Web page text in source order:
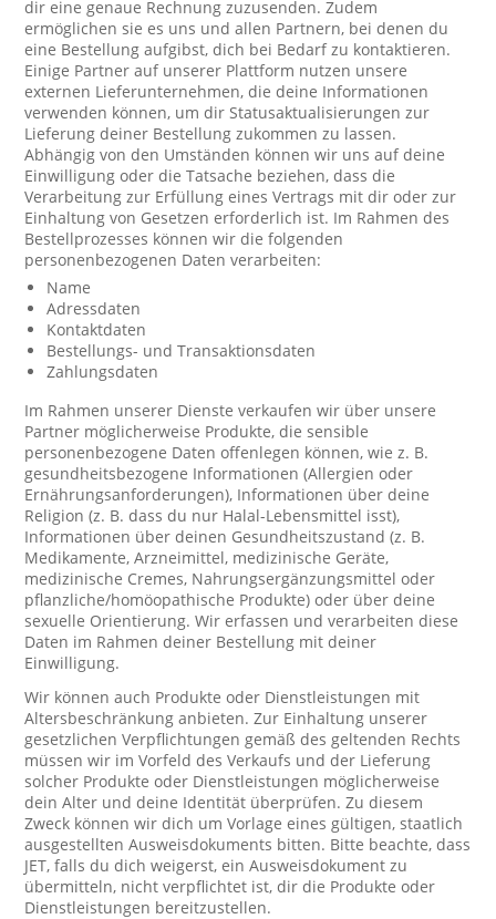
dir eine genaue Rechnung zuzusenden. Zudem
ermöglichen sie es uns und allen Partnern, bei denen du
eine Bestellung aufgibst, dich bei Bedarf zu kontaktieren.
Einige Partner auf unserer Plattform nutzen unsere
externen Lieferunternehmen, die deine Informationen
verwenden können, um dir Statusaktualisierungen zur
Lieferung deiner Bestellung zukommen zu lassen.
Abhängig von den Umständen können wir uns auf deine
Einwilligung oder die Tatsache beziehen, dass die
Verarbeitung zur Erfüllung eines Vertrags mit dir oder zur
Einhaltung von Gesetzen erforderlich ist. Im Rahmen des
Bestellprozesses können wir die folgenden
personenbezogenen Daten verarbeiten:
Name
Adressdaten
Kontaktdaten
Bestellungs- und Transaktionsdaten
Zahlungsdaten
Im Rahmen unserer Dienste verkaufen wir über unsere
Partner möglicherweise Produkte, die sensible
personenbezogene Daten offenlegen können, wie z. B.
gesundheitsbezogene Informationen (Allergien oder
Ernährungsanforderungen), Informationen über deine
Religion (z. B. dass du nur Halal-Lebensmittel isst),
Informationen über deinen Gesundheitszustand (z. B.
Medikamente, Arzneimittel, medizinische Geräte,
medizinische Cremes, Nahrungsergänzungsmittel oder
pflanzliche/homöopathische Produkte) oder über deine
sexuelle Orientierung. Wir erfassen und verarbeiten diese
Daten im Rahmen deiner Bestellung mit deiner
Einwilligung.
Wir können auch Produkte oder Dienstleistungen mit
Altersbeschränkung anbieten. Zur Einhaltung unserer
gesetzlichen Verpflichtungen gemäß des geltenden Rechts
müssen wir im Vorfeld des Verkaufs und der Lieferung
solcher Produkte oder Dienstleistungen möglicherweise
dein Alter und deine Identität überprüfen. Zu diesem
Zweck können wir dich um Vorlage eines gültigen, staatlich
ausgestellten Ausweisdokuments bitten. Bitte beachte, dass
JET, falls du dich weigerst, ein Ausweisdokument zu
übermitteln, nicht verpflichtet ist, dir die Produkte oder
Dienstleistungen bereitzustellen.